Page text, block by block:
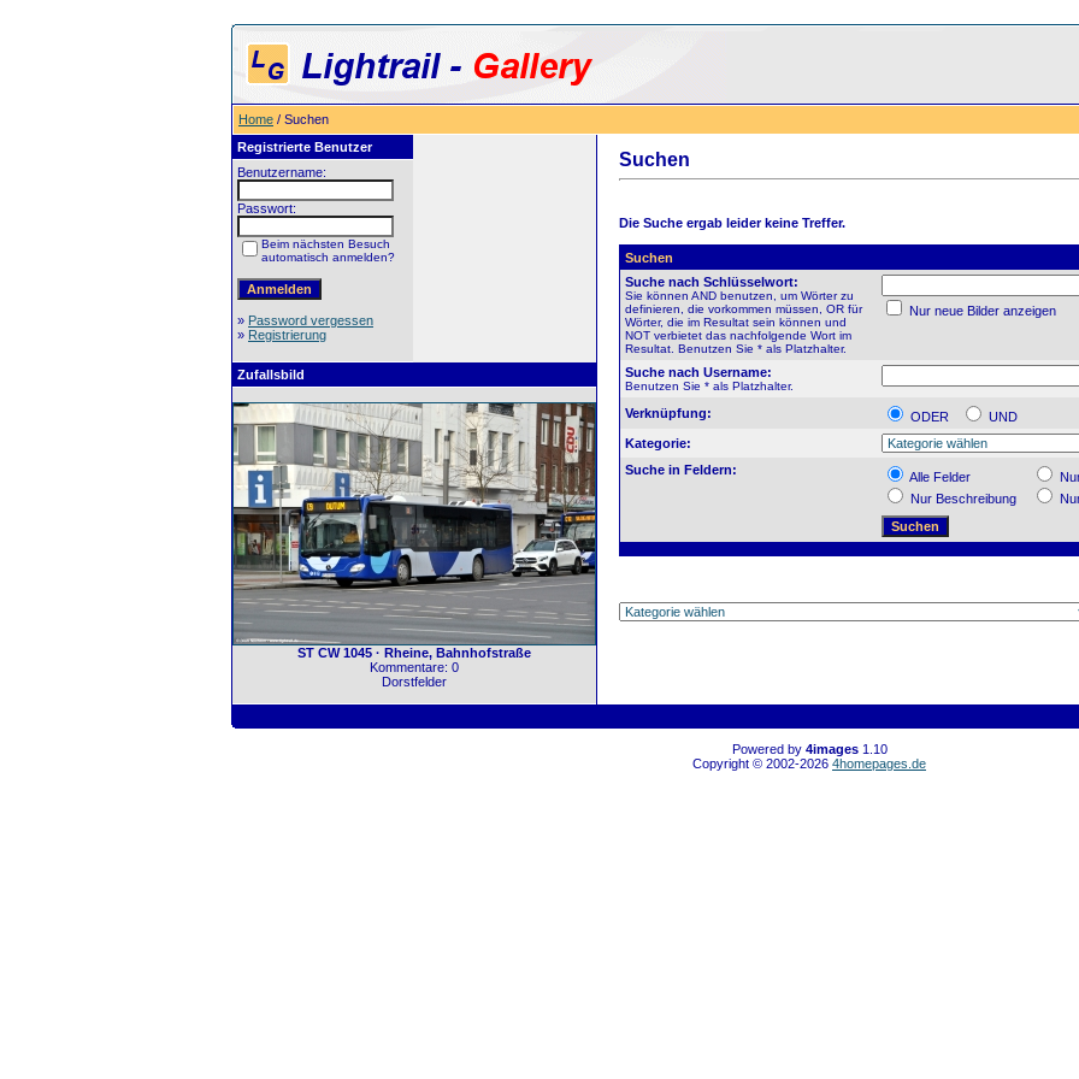
Home / Suchen
Registrierte Benutzer
Benutzername:
Passwort:
Beim nächsten Besuch
automatisch anmelden?
» Password vergessen
» Registrierung
Zufallsbild
ST CW 1045 · Rheine, Bahnhofstraße
Kommentare: 0
Dorstfelder
Suchen
Die Suche ergab leider keine Treffer.
Suchen
Suche nach Schlüsselwort:
Sie können AND benutzen, um Wörter zu
definieren, die vorkommen müssen, OR für
Wörter, die im Resultat sein können und
NOT verbietet das nachfolgende Wort im
Resultat. Benutzen Sie * als Platzhalter.
Nur neue Bilder anzeigen
Suche nach Username:
Benutzen Sie * als Platzhalter.
Verknüpfung: ODER
UND
Kategorie:
Suche in Feldern:
Alle Felder
Nur Beschreibung
Powered by 4images1.10
Copyright © 2002-2026 4homepages.de